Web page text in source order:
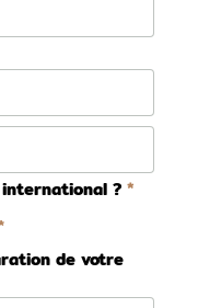
?
de votre